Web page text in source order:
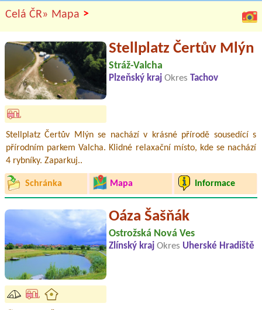
Celá ČR» Mapa >
Stellplatz Čertův Mlýn
Stráž-Valcha
Plzeňský kraj Okres Tachov
Stellplatz Čertův Mlýn se nachází v krásné přírodě sousedící s
přírodním parkem Valcha. Klidné relaxační místo, kde se nachází
4 rybníky. Zaparkuj..
Schránka Mapa Informace
Oáza Šašňák
Ostrožská Nová Ves
Zlínský kraj Okres Uherské Hradiště